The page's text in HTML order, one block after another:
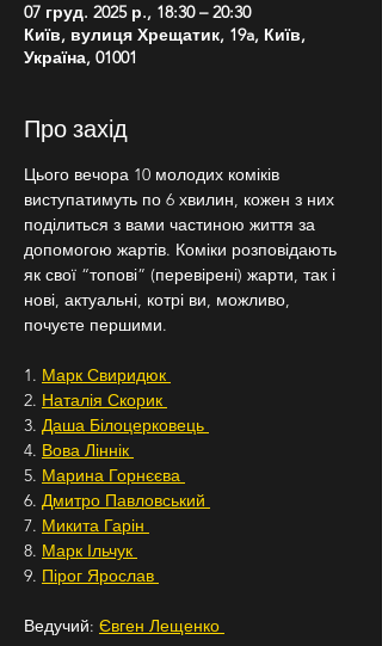
07 груд. 2025 р., 18:30 – 20:30
Київ, вулиця Хрещатик, 19a, Київ,
Україна, 01001
Про захід
Цього вечора 10 молодих коміків
виступатимуть по 6 хвилин, кожен з них
поділиться з вами частиною життя за
допомогою жартів. Коміки розповідають
як свої “топові” (перевірені) жарти, так і
нові, актуальні, котрі ви, можливо,
почуєте першими.
1. Марк Свиридюк
2. Наталія Скорик
3. Даша Білоцерковець
4. Вова Ліннік
5. Марина Горнєєва
6. Дмитро Павловський
7. Микита Гарін
8. Марк Ільчук
9. Пірог Ярослав
Ведучий: Євген Лещенко